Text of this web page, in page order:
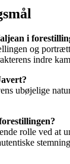
i
og
indre
ubøjelige
rolle ved at